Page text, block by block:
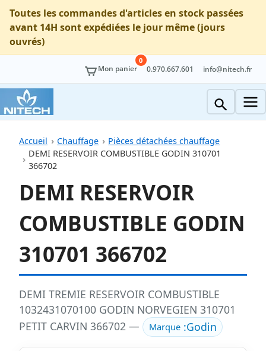
Toutes les commandes d'articles en stock passées
avant 14H sont expédiées le jour même (jours
ouvrés)
Mon panier
0
0.970.667.601 info@nitech.fr
Accueil Chauffage
Pièces détachées chauffage
DEMI RESERVOIR COMBUSTIBLE GODIN 310701
366702
DEMI RESERVOIR
COMBUSTIBLE GODIN
310701 366702
DEMI TREMIE RESERVOIR COMBUSTIBLE
1032431070100 GODIN NORVEGIEN 310701
PETIT CARVIN 366702 —
Marque:Godin